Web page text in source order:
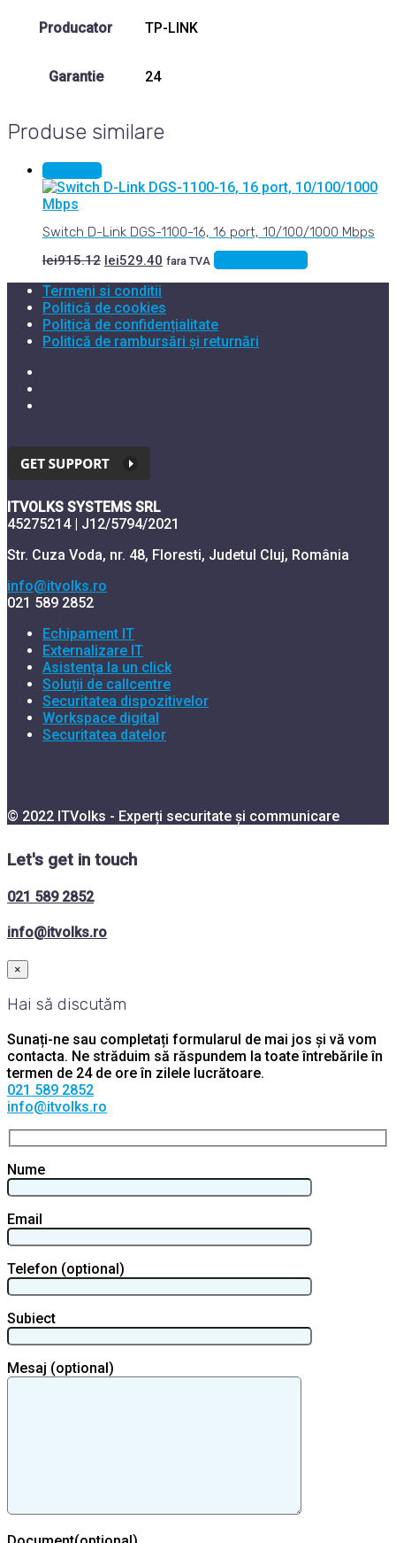
Producator TP-LINK
Garantie 24
Produse similare
Sale 42%
Switch D-Link DGS-1100-16, 16 port, 10/100/1000 Mbps
lei915.12 Prețul
a
fost:
lei915.12.
lei529.40 Prețul
lei529.40.
fara TVA
Termeni si conditii
Politică de cookies
Politică de confidențialitate
Politică de rambursări și returnări
ITVOLKS SYSTEMS SRL
45275214 | J12/5794/2021
Str. Cuza Voda, nr. 48, Floresti, Judetul Cluj, România
info@itvolks.ro
021 589 2852
Echipament IT
Externalizare IT
Asistența la un click
Soluții de callcentre
Securitatea dispozitivelor
Workspace digital
Securitatea datelor
© 2022 ITVolks - Experți securitate și communicare
Let's get in touch
021 589 2852
info@itvolks.ro
×
Hai să discutăm
Sunați-ne sau completați formularul de mai jos și vă vom
contacta. Ne străduim să răspundem la toate întrebările în
termen de 24 de ore în zilele lucrătoare.
021 589 2852
info@itvolks.ro
Nume
Email
Telefon (optional)
Subiect
Mesaj (optional)